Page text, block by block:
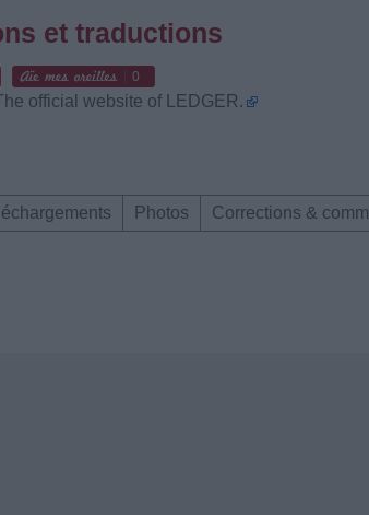
et traductions
0
official website of LEDGER.
Photos Corrections &